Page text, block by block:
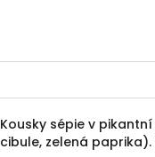
Kousky sépie v
cibule, zelená paprika).